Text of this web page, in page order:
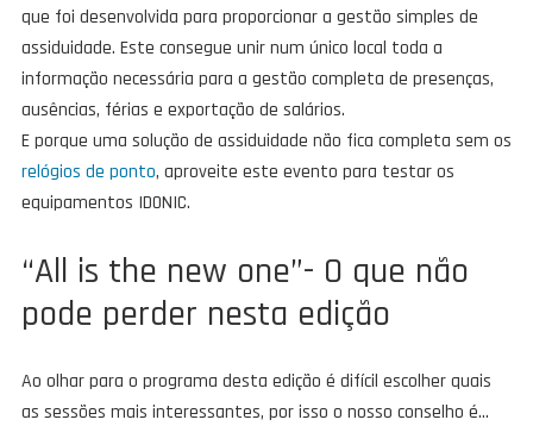
que foi desenvolvida para proporcionar a gestão simples de
assiduidade. Este consegue unir num único local toda a
informação necessária para a gestão completa de presenças,
ausências, férias e exportação de salários.
E porque uma solução de assiduidade não fica completa sem os
relógios de ponto, aproveite este evento para testar os
equipamentos IDONIC.
“All is the new one”- O que não
pode perder nesta edição
Ao olhar para o programa desta edição é difícil escolher quais
as sessões mais interessantes, por isso o nosso conselho é…